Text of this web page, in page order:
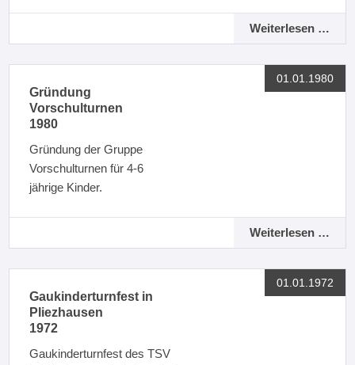
Weiterlesen …
01.01.1980
Gründung
Vorschulturnen
1980
Gründung der Gruppe
Vorschulturnen für 4-6
jährige Kinder.
Weiterlesen …
01.01.1972
Gaukinderturnfest in
Pliezhausen
1972
Gaukinderturnfest des TSV